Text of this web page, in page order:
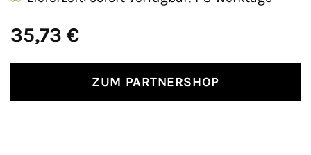
35,73 €
ZUM PARTNERSHOP